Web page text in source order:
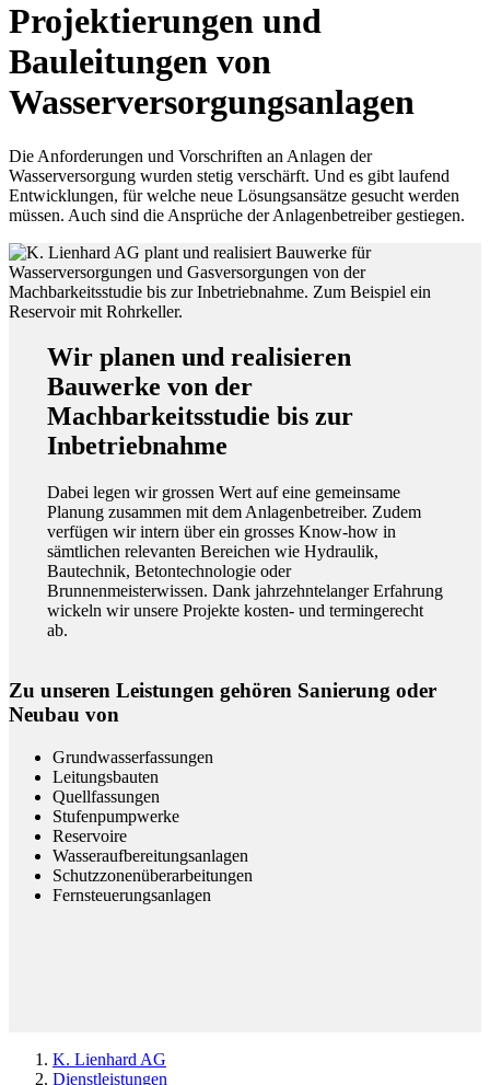
Projektierungen und
Bauleitungen von
Wasserversorgungsanlagen
Die Anforderungen und Vorschriften an Anlagen der
Wasserversorgung wurden stetig verschärft. Und es gibt laufend
Entwicklungen, für welche neue Lösungsansätze gesucht werden
müssen. Auch sind die Ansprüche der Anlagenbetreiber gestiegen.
Wir planen und realisieren
Bauwerke von der
Machbarkeitsstudie bis zur
Inbetriebnahme
Dabei legen wir grossen Wert auf eine gemeinsame
Planung zusammen mit dem Anlagenbetreiber. Zudem
verfügen wir intern über ein grosses Know-how in
sämtlichen relevanten Bereichen wie Hydraulik,
Bautechnik, Betontechnologie oder
Brunnenmeisterwissen. Dank jahrzehntelanger Erfahrung
wickeln wir unsere Projekte kosten- und termingerecht
ab.
Zu unseren Leistungen gehören Sanierung oder
Neubau von
Grundwasserfassungen
Leitungsbauten
Quellfassungen
Stufenpumpwerke
Reservoire
Wasseraufbereitungsanlagen
Schutzzonenüberarbeitungen
Fernsteuerungsanlagen
K. Lienhard AG
Dienstleistungen